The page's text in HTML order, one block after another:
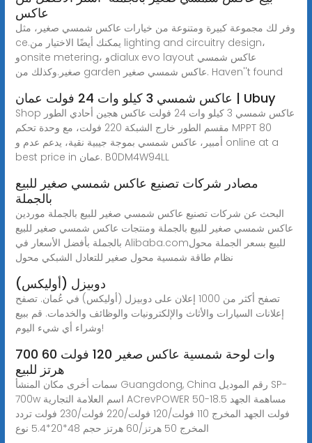
عاكس
وفر لك مجموعة كبيرة ومتنوعة من خيارات عاكس شمسي صغير، مثل
ce.يمكنك أيضًا الاختيار من lighting and circuitry design،
وonsite metering، وdialux evo layout عاكس شمسي
صغير.وكذلك من garden عاكس شمسي صغير. Haven''t found
عاكس شمسي 3 كيلو وات 24 فولت عمان | Ubuy
Shop عاكس شمسي 3 كيلو وات 24 فولت عاكس هجين أحادي الطور
مقسم الطور خارج الشبكة 220 فولت، مع وحدة تحكم MPPT 80
أمبير، عاكس شمسي بموجة جيبية نقية، يدعم عدم و online at a
best price in عمان. B0DM4W94LL
مصادر شركات تصنيع عاكس شمسي صغير للبيع
بالجملة
البحث عن شركات تصنيع عاكس شمسي صغير للبيع بالجملة موردين
عاكس شمسي صغير للبيع بالجملة ومنتجات عاكس شمسي صغير للبيع
بالجملة بأفضل الأسعار في Alibaba.comللبيع بسعر الجملة محول
نظام طاقة شمسية محول صغير للتعادل الشبكي محول
دوبيزل (أوليكس)
تصفح أكثر من 1000 إعلان على دوبيزل (أوليكس) في عُمان. تصفح
إعلانات السيارات والأثاث والإلكترونيات والوظائف والخدمات. قم ببيع
وشراء أي شيء اليوم!
700 وات لوحة شمسية عاكس صغير 120 فولت 60
هرتز للبيع
سمات أخرى مكان المنشأ Guangdong, China رقم الموديل SP-
700w اسم العلامة التجارية ACrevPOWER مساهمة الجهد 18.5-50
فولت الجهد المخرج 110 فولت/120 فولت/220 فولت/230 فولت تردد
المخرج 50 هرتز/60 هرتز حجم 48*20*5.4 نوع